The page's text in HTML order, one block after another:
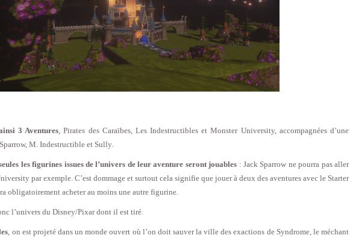
3 Aventures , Pirates des Caraïbes, Les Indestructibles et Monster University, accompagnées d’une
M. Indestructible et Sully.
les figurines issues de l’univers de leur aventure seront jouables : Jack Sparrow ne pourra pas aller
par exemple. C’est dommage et surtout cela signifie que jouer à deux des aventures avec le Starter
obligatoirement acheter au moins une autre figurine.
l’univers du Disney/Pixar dont il est tiré.
, on est projeté dans un monde ouvert où l’on doit sauver la ville des exactions de Syndrome, le méchant